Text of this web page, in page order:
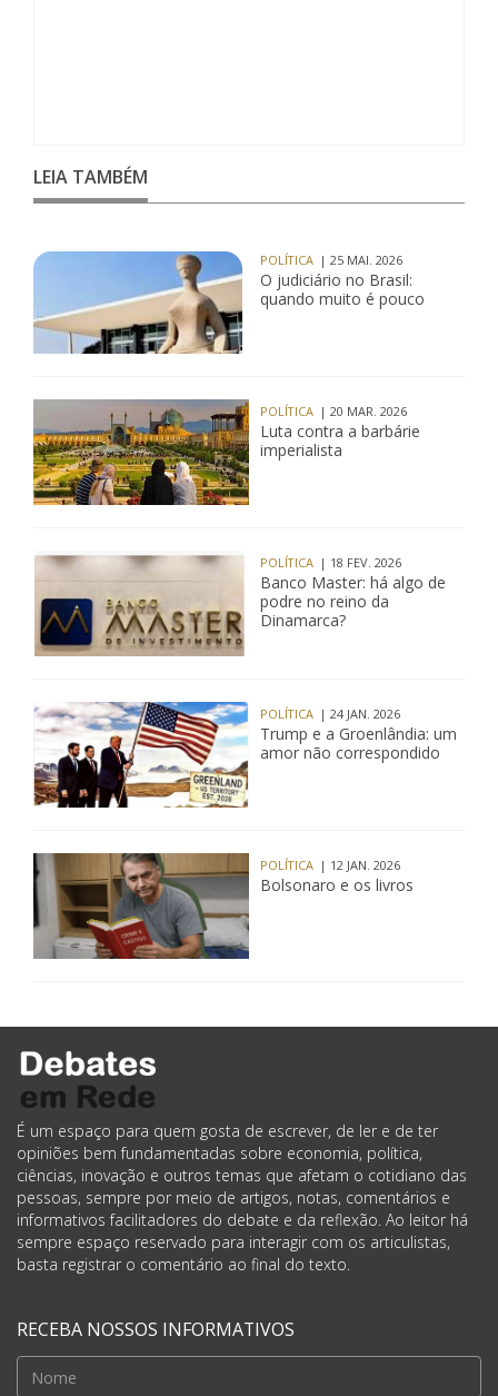
LEIA TAMBÉM
POLÍTICA | 25 MAI. 2026
O judiciário no Brasil:
quando muito é pouco
POLÍTICA | 20 MAR. 2026
Luta contra a barbárie
imperialista
POLÍTICA | 18 FEV. 2026
Banco Master: há algo de
podre no reino da
Dinamarca?
POLÍTICA | 24 JAN. 2026
Trump e a Groenlândia: um
amor não correspondido
POLÍTICA | 12 JAN. 2026
Bolsonaro e os livros
É um espaço para quem gosta de escrever, de ler e de ter
opiniões bem fundamentadas sobre economia, política,
ciências, inovação e outros temas que afetam o cotidiano das
pessoas, sempre por meio de artigos, notas, comentários e
informativos facilitadores do debate e da reflexão. Ao leitor há
sempre espaço reservado para interagir com os articulistas,
basta registrar o comentário ao final do texto.
RECEBA NOSSOS INFORMATIVOS